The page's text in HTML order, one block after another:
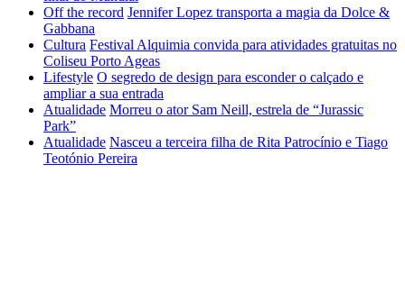
Off the record Jennifer Lopez transporta a magia da Dolce &
Gabbana
Cultura Festival Alquimia convida para atividades gratuitas no
Coliseu Porto Ageas
Lifestyle O segredo de design para esconder o calçado e
ampliar a sua entrada
Atualidade Morreu o ator Sam Neill, estrela de “Jurassic
Park”
Atualidade Nasceu a terceira filha de Rita Patrocínio e Tiago
Teotónio Pereira